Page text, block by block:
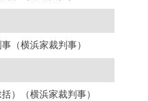
（横浜家裁判事）
）（横浜家裁判事）